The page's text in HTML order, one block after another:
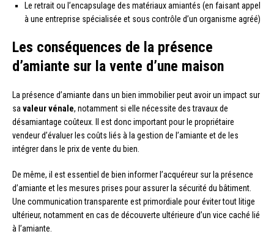
Le retrait ou l’encapsulage des matériaux amiantés (en faisant appel
à une entreprise spécialisée et sous contrôle d’un organisme agréé)
Les conséquences de la présence
d’amiante sur la vente d’une maison
La présence d’amiante dans un bien immobilier peut avoir un impact sur
sa valeur vénale, notamment si elle nécessite des travaux de
désamiantage coûteux. Il est donc important pour le propriétaire
vendeur d’évaluer les coûts liés à la gestion de l’amiante et de les
intégrer dans le prix de vente du bien.
De même, il est essentiel de bien informer l’acquéreur sur la présence
d’amiante et les mesures prises pour assurer la sécurité du bâtiment.
Une communication transparente est primordiale pour éviter tout litige
ultérieur, notamment en cas de découverte ultérieure d’un vice caché lié
à l’amiante.